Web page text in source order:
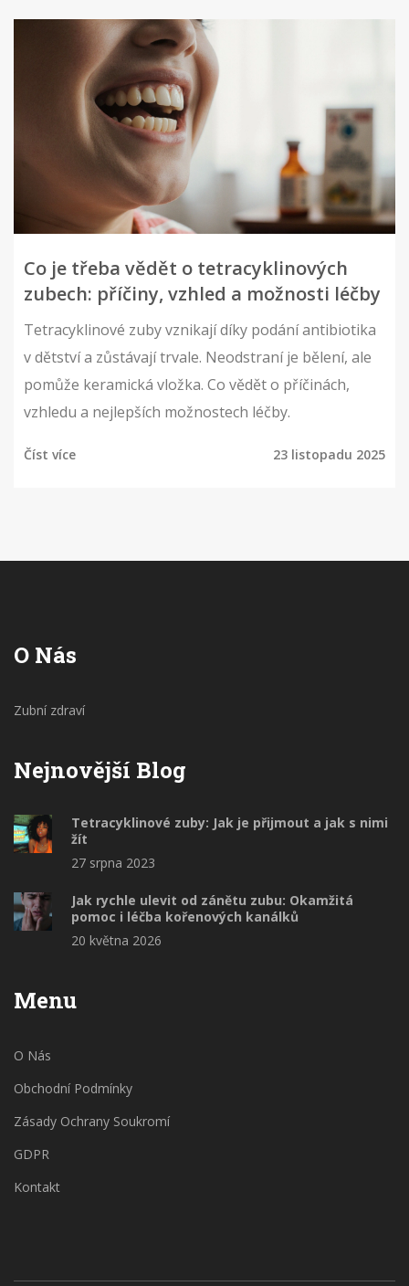
Co je třeba vědět o tetracyklinových
zubech: příčiny, vzhled a možnosti léčby
Tetracyklinové zuby vznikají díky podání antibiotika
v dětství a zůstávají trvale. Neodstraní je bělení, ale
pomůže keramická vložka. Co vědět o příčinách,
vzhledu a nejlepších možnostech léčby.
Číst více 23 listopadu 2025
O Nás
Zubní zdraví
Nejnovější Blog
Tetracyklinové zuby: Jak je přijmout a jak s nimi
žít
27 srpna 2023
Jak rychle ulevit od zánětu zubu: Okamžitá
pomoc i léčba kořenových kanálků
20 května 2026
Menu
O Nás
Obchodní Podmínky
Zásady Ochrany Soukromí
GDPR
Kontakt